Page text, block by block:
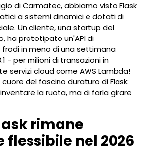
di Carmatec, abbiamo visto Flask
a sistemi dinamici e dotati di
Un cliente, una startup del
ha prototipato un'API di
in meno di una settimana
- per milioni di transazioni in
servizi cloud come AWS Lambda!
del fascino duraturo di Flask:
la ruota, ma di farla girare
rimane
flessibile nel 2026